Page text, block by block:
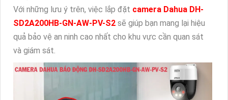
Với những lưu ý trên, việc lắp đặt camera Dahua DH-
SD2A200HB-GN-AW-PV-S2 sẽ giúp bạn mang lại hiệu
quả bảo vệ an ninh cao nhất cho khu vực cần quan sát
và giám sát.